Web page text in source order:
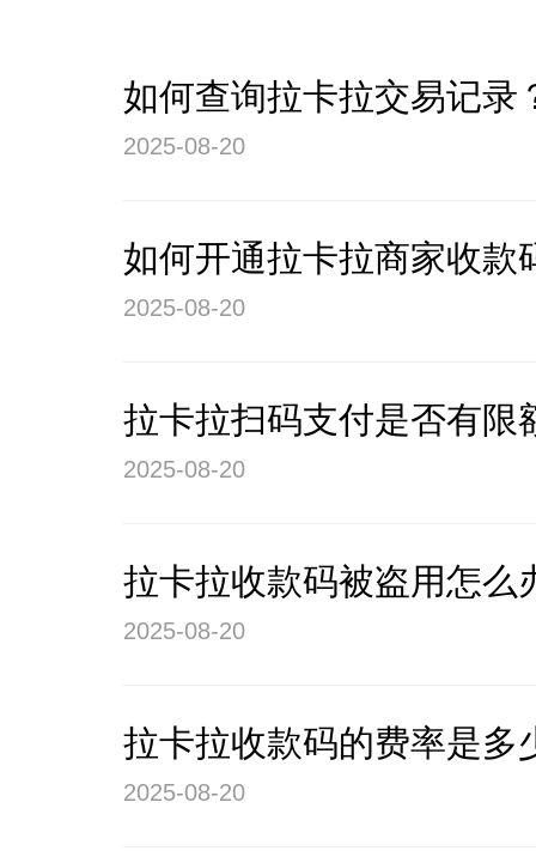
如何查询拉卡拉交易记录
2025-08-20
如何开通拉卡拉商家收款
2025-08-20
拉卡拉扫码支付是否有限
2025-08-20
拉卡拉收款码被盗用怎么
2025-08-20
拉卡拉收款码的费率是多
2025-08-20